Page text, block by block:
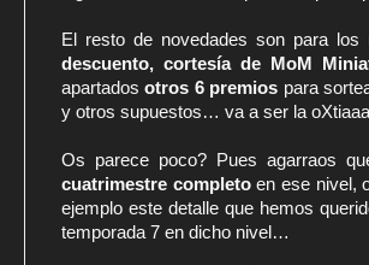
El resto de novedades son para los
descuento, cortesía de MoM
apartados otros 6 premios para
y otros supuestos… va a ser la
cuatrimestre completo en ese nivel,
ejemplo este detalle que hemos
temporada 7 en dicho nivel…